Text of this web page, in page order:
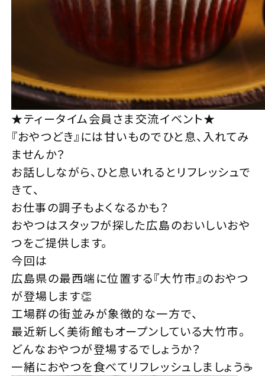
★ティータイム会員さま交流イベント★
『おやつどき』には甘いものでひと息、入れてみ
ませんか？
お話ししながら、ひと息いれるとリフレッシュで
きて、
お仕事の調子もよくなるかも？
おやつはスタッフが探した広島のおいしいおや
つをご提供します。
今回は
広島県の最西端に位置する『大竹市』のおやつ
が登場します👏
工場群の街並みが象徴的な一方で、
最近新しく美術館もオープンしている大竹市。
どんなおやつが登場するでしょうか？
一緒におやつを食べてリフレッシュしましょう☕